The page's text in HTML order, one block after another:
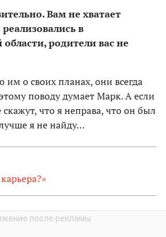
Вам не хватает
в
родители вас не
им о своих планах, они всегда
поводу думает Марк. А если
что я неправа, что он был
я не найду…